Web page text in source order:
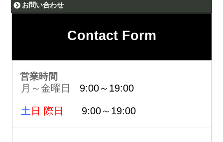
お問い合わせ
Contact Form
営業時間
月～金曜日 9:00～19:00
土 日 際日 9:00～19:00